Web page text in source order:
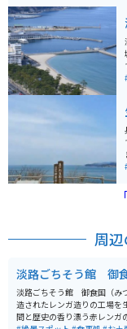
周
淡路ごちそう館 御
淡路ごちそう館 御食国（みつけのくに
造されたレンガ造りの工場を
間と歴史の香り漂う赤レンガ